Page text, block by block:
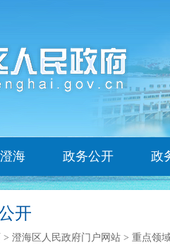
海 政务公开 政
开
> 澄海区人民政府门户网站 > 重点领